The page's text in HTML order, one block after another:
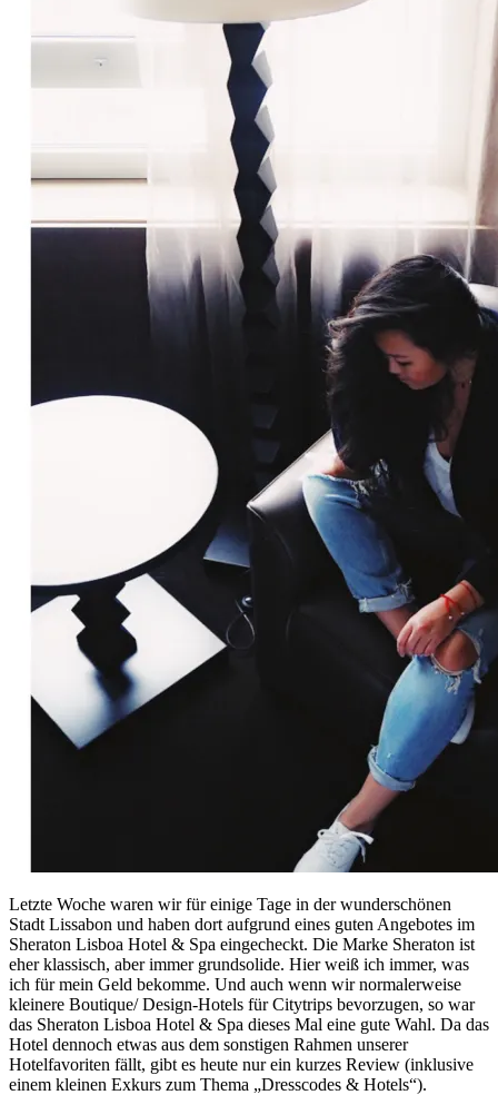
Letzte Woche waren wir für einige Tage in der wunderschönen
Stadt Lissabon und haben dort aufgrund eines guten Angebotes im
Sheraton Lisboa Hotel & Spa eingecheckt. Die Marke Sheraton ist
eher klassisch, aber immer grundsolide. Hier weiß ich immer, was
ich für mein Geld bekomme. Und auch wenn wir normalerweise
kleinere Boutique/ Design-Hotels für Citytrips bevorzugen, so war
das Sheraton Lisboa Hotel & Spa dieses Mal eine gute Wahl. Da das
Hotel dennoch etwas aus dem sonstigen Rahmen unserer
Hotelfavoriten fällt, gibt es heute nur ein kurzes Review (inklusive
einem kleinen Exkurs zum Thema „Dresscodes & Hotels“).